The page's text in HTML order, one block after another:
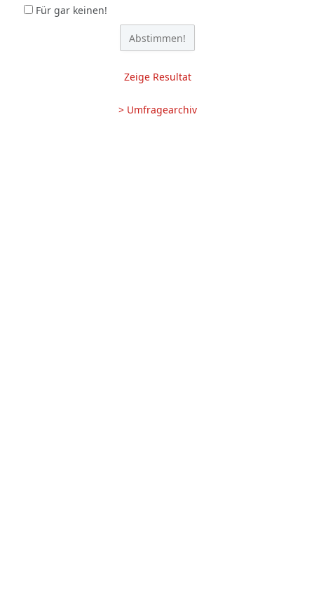
Für gar keinen!
Zeige Resultat
> Umfragearchiv